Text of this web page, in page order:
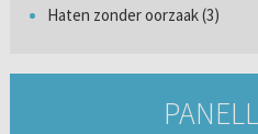
Haten zonder oorzaak (3)